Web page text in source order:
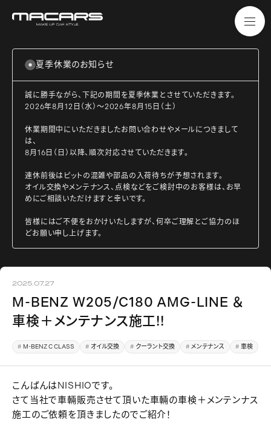
夏季休業のお知らせ
誠に勝手ながら、下記の期間を夏季休業とさせていただきます。
2026年8月12日（水）～2026年8月15日（土）
休業期間中にいただきましたお問い合わせやメールにつきまして
は、
8月16日（日）以降、順次対応させていただきます。
連休前後はピットの混雑や部品の入荷待ちが予想されます。
オイル交換やメンテナンス、点検などをご検討中のお客様は、お早
めにご相談いただけますと幸いです。
皆様にはご不便をおかけいたしますが、何卒ご理解とご協力のほ
どお願い申し上げます。
2025.07.27
M-BENZ W205/C180 AMG-LINE ＆
車検＋メンテナンス施工!!
M-BENZ C CLASS オイル交換 クーラント交換 メンテナンス 車検
こんばんはNISHIOです。
さて当社で車輛販売させて頂いた車輛の車検＋メンテンナス
施工のご依頼を頂きましたのでご紹介！